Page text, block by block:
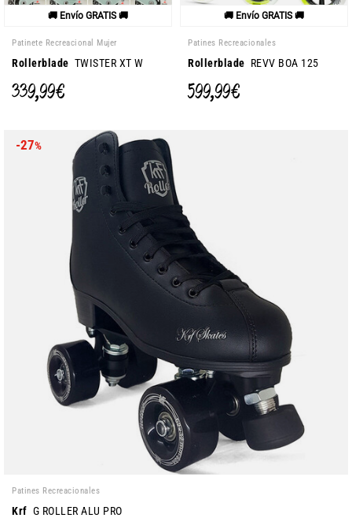
🚚 Envío GRATIS 🚚
Patinete Recreacional Mujer
Rollerblade TWISTER XT W
339,99 €
🚚 Envío GRATIS 🚚
Patines Recreacionales
Rollerblade REVV BOA 125
599,99 €
-27%
Patines Recreacionales
Krf G ROLLER ALU PRO